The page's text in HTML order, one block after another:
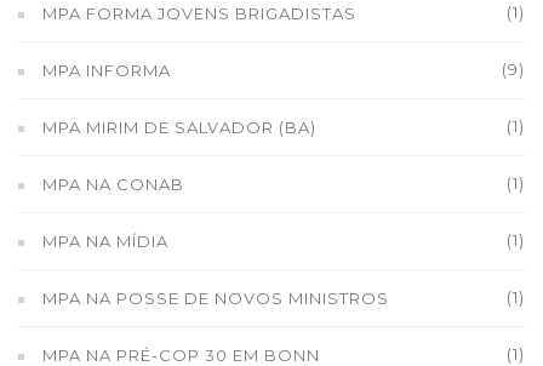
MPA FORMA JOVENS BRIGADISTAS (1)
MPA INFORMA (9)
MPA MIRIM DE SALVADOR (BA) (1)
MPA NA CONAB (1)
MPA NA MÍDIA (1)
MPA NA POSSE DE NOVOS MINISTROS (1)
MPA NA PRÉ-COP 30 EM BONN (1)